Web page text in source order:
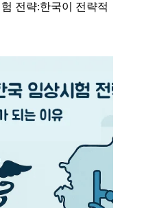
전략:한국이 전략적